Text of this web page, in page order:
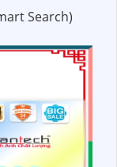
Search)